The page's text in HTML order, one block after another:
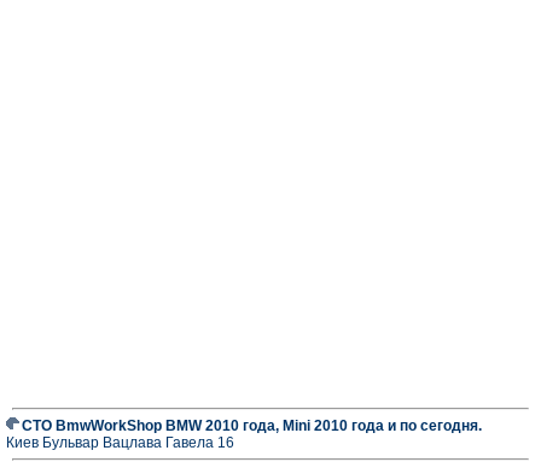
СТО BmwWorkShop BMW 2010 года, Mini 2010 года и по сегодня.
Киев Бульвар Вацлава Гавела 16